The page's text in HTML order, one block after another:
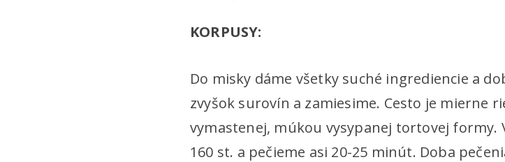
KORPUSY:
Do misky dáme všetky suché ingrediencie a
zvyšok surovín a zamiesime. Cesto je mierne
vymastenej, múkou vysypanej tortovej
160 st. a pečieme asi 20-25 minút. Doba